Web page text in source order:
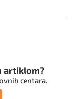
artiklom?
centara.